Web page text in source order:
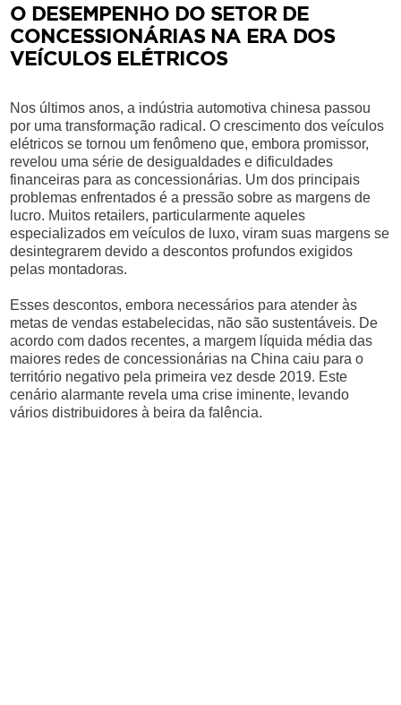
O DESEMPENHO DO SETOR DE
CONCESSIONÁRIAS NA ERA DOS
VEÍCULOS ELÉTRICOS
Nos últimos anos, a indústria automotiva chinesa passou
por uma transformação radical. O crescimento dos veículos
elétricos se tornou um fenômeno que, embora promissor,
revelou uma série de desigualdades e dificuldades
financeiras para as concessionárias. Um dos principais
problemas enfrentados é a pressão sobre as margens de
lucro. Muitos retailers, particularmente aqueles
especializados em veículos de luxo, viram suas margens se
desintegrarem devido a descontos profundos exigidos
pelas montadoras.
Esses descontos, embora necessários para atender às
metas de vendas estabelecidas, não são sustentáveis. De
acordo com dados recentes, a margem líquida média das
maiores redes de concessionárias na China caiu para o
território negativo pela primeira vez desde 2019. Este
cenário alarmante revela uma crise iminente, levando
vários distribuidores à beira da falência.